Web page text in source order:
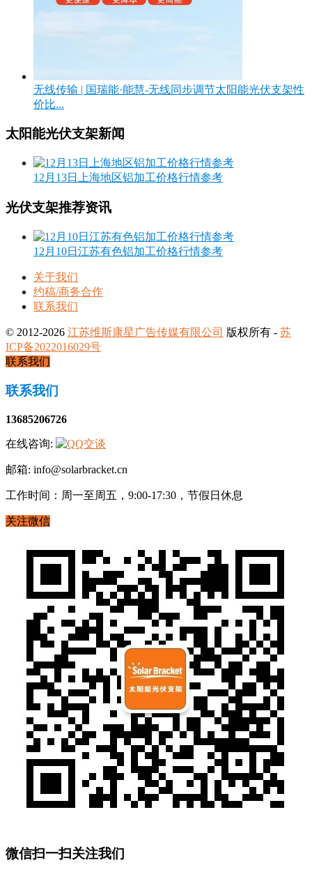
无线传输 | 国瑞能·能慧-无线同步调节太阳能光伏支架性
价比...
太阳能光伏支架新闻
12月13日上海地区铝加工价格行情参考
光伏支架推荐资讯
12月10日江苏有色铝加工价格行情参考
关于我们
约稿/商务合作
联系我们
© 2012-2026 江苏维斯康星广告传媒有限公司 版权所有 - 苏
ICP备2022016029号
联系我们
联系我们
13685206726
在线咨询:
邮箱: info@solarbracket.cn
工作时间：周一至周五，9:00-17:30，节假日休息
关注微信
微信扫一扫关注我们